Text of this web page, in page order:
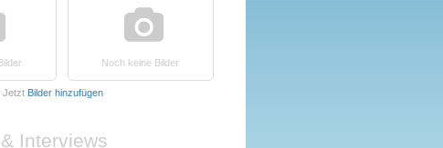
Noch keine Bilder
Jetzt Bilder hinzufügen
Interviews